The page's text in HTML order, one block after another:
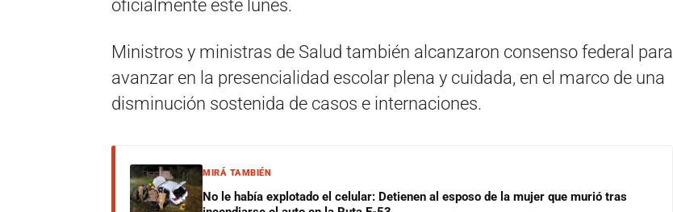
oficialmente este lunes.
Ministros y ministras de Salud también alcanzaron consenso federal para
avanzar en la presencialidad escolar plena y cuidada, en el marco de una
disminución sostenida de casos e internaciones.
MIRÁ TAMBIÉN
No le había explotado el celular: Detienen al esposo de la mujer que murió tras